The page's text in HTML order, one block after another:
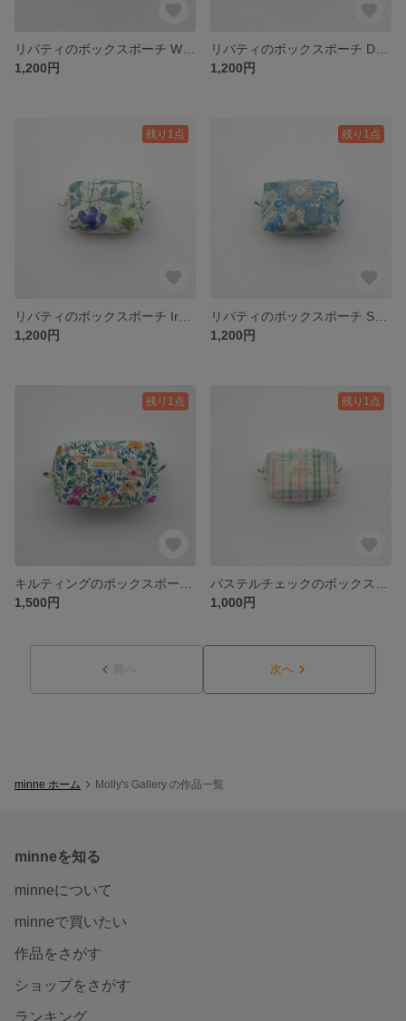
1,200円
1,200円
残り1点
1,200円
残り1点
1,200円
残り1点
1,500円
残り1点
1,000円
前へ 次へ
minne ホーム Molly's Gallery の作品一覧
minneを知る
minneについて
minneで買いたい
作品をさがす
ショップをさがす
ランキング